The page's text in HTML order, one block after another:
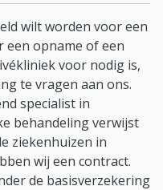
wilt worden voor een
een opname of een
voor nodig is,
te vragen aan ons.
specialist in
behandeling verwijst
ziekenhuizen in
wij een contract.
de basisverzekering